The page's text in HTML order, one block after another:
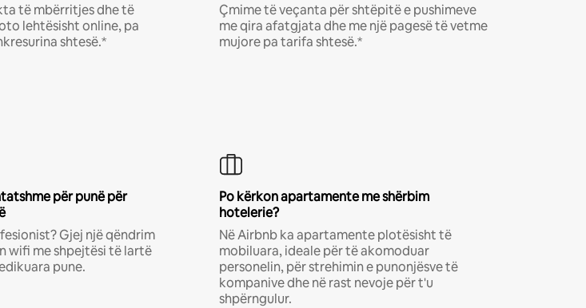
të mbërritjes dhe të
lehtësisht online, pa
shtesë.*
Çmime të veçanta për shtëpitë e pushimeve
me qira afatgjata dhe me një pagesë të vetme
mujore pa tarifa shtesë.*
për punë për
Gjej një qëndrim
wifi me shpejtësi të lartë
pune.
Po kërkon apartamente me shërbim
hotelerie?
Në Airbnb ka apartamente plotësisht të
mobiluara, ideale për të akomoduar
personelin, për strehimin e punonjësve të
kompanive dhe në rast nevoje për t'u
shpërngulur.